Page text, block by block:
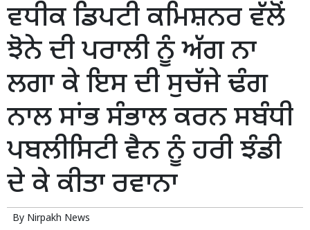
ਵਧੀਕ ਡਿਪਟੀ ਕਮਿਸ਼ਨਰ ਵੱਲੋਂ
ਝੋਨੇ ਦੀ ਪਰਾਲੀ ਨੂੰ ਅੱਗ ਨਾ
ਲਗਾ ਕੇ ਇਸ ਦੀ ਸੁਚੱਜੇ ਢੰਗ
ਨਾਲ ਸਾਂਭ ਸੰਭਾਲ ਕਰਨ ਸਬੰਧੀ
ਪਬਲੀਸਿਟੀ ਵੈਨ ਨੂੰ ਹਰੀ ਝੰਡੀ
ਦੇ ਕੇ ਕੀਤਾ ਰਵਾਨਾ
By Nirpakh News